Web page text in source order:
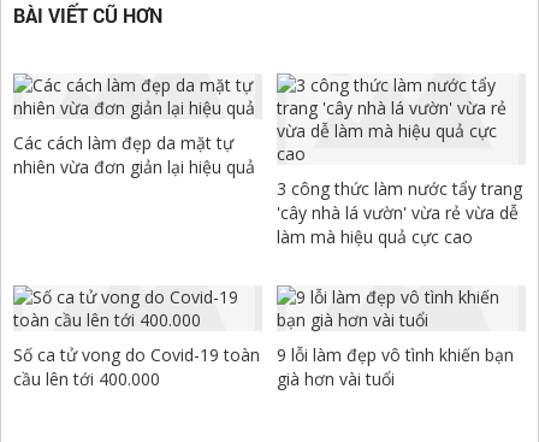
BÀI VIẾT CŨ HƠN
Các cách làm đẹp da mặt tự
nhiên vừa đơn giản lại hiệu quả
3 công thức làm nước tẩy trang
'cây nhà lá vườn' vừa rẻ vừa dễ
làm mà hiệu quả cực cao
Số ca tử vong do Covid-19 toàn
cầu lên tới 400.000
9 lỗi làm đẹp vô tình khiến bạn
già hơn vài tuổi